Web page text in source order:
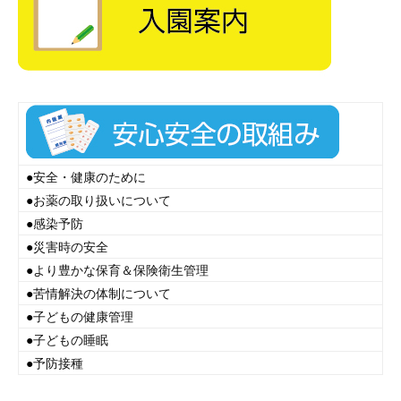
●安全・健康のために
●お薬の取り扱いについて
●感染予防
●災害時の安全
●より豊かな保育＆保険衛生管理
●苦情解決の体制について
●子どもの健康管理
●子どもの睡眠
●予防接種